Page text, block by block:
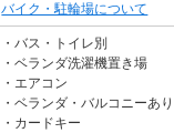
バイク・駐輪場について
バス・トイレ別
ベランダ洗濯機置き場
エアコン
ベランダ・バルコニーあり
カードキー